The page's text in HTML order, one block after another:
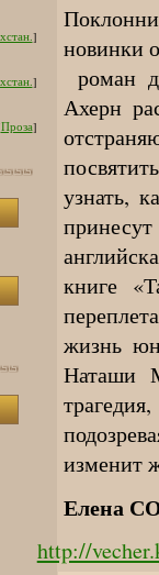
]
]
Проза]
новинки
роман
Ахерн
узнать,
книге
жизнь
Наташи
изменит
Елена
http://